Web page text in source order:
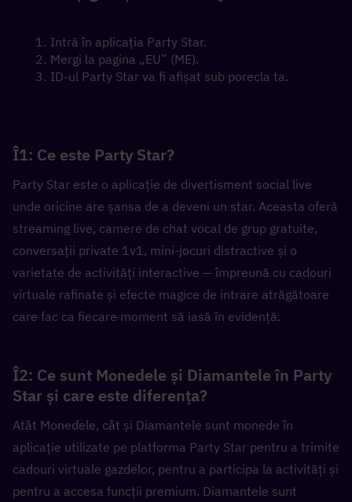
Intră în aplicația Party Star.
Mergi la pagina „EU” (ME).
ID-ul Party Star va fi afișat sub porecla ta.
Î1: Ce este Party Star?
Party Star este o aplicație de divertisment social live
unde oricine are șansa de a deveni un star. Aceasta oferă
streaming live, camere de chat vocal de grup gratuite,
conversații private 1v1, mini-jocuri distractive și o
varietate de activități interactive — împreună cu cadouri
virtuale rafinate și efecte magice de intrare atrăgătoare
care fac ca fiecare moment să iasă în evidență.
Î2: Ce sunt Monedele și Diamantele în Party
Star și care este diferența?
Atât Monedele, cât și Diamantele sunt monede în
aplicație utilizate pe platforma Party Star pentru a trimite
cadouri virtuale gazdelor, pentru a participa la activități și
pentru a accesa funcții premium. Diamantele sunt